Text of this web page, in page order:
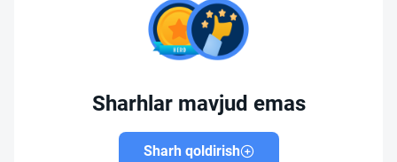
Sharhlar mavjud emas
Sharh qoldirish